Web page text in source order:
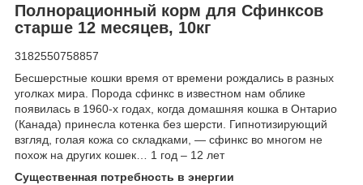
Полнорационный корм для Сфинксов
старше 12 месяцев, 10кг
3182550758857
Бесшерстные кошки время от времени рождались в разных
уголках мира. Порода сфинкс в известном нам облике
появилась в 1960-х годах, когда домашняя кошка в Онтарио
(Канада) принесла котенка без шерсти. Гипнотизирующий
взгляд, голая кожа со складками, — сфинкс во многом не
похож на других кошек… 1 год – 12 лет
Существенная потребность в энергии